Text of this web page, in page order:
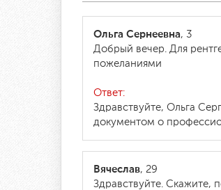
Ольга Сернеевна, 3
Добрый вечер. Для
пожеланиями
Ответ:
Здравствуйте, Ольга
документом о
Вячеслав, 29
Здравствуйте. Скажите,